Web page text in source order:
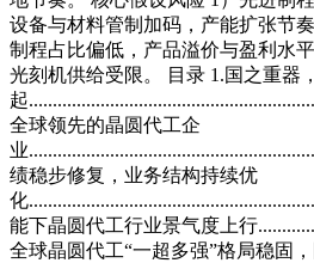
设备与材料管制加码，产能扩张节
制程占比偏低，产品溢价与盈利水
光刻机供给受限。 目录 1.国之重器
起
全球领先的晶圆代工企
业
绩稳步修复，业务结构持续优
化
能下晶圆代工行业景气度上行
全球晶圆代工“一超多强”格局稳固